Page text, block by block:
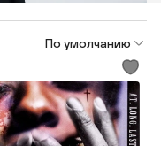
По умолчанию